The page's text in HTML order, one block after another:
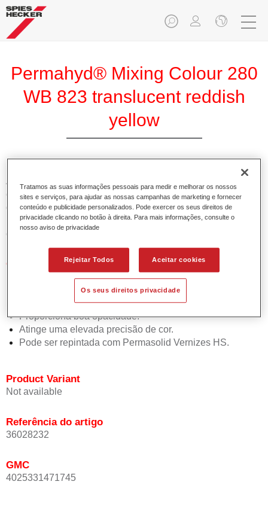
Permahyd® Mixing Colour 280
WB 823 translucent reddish
yellow
A Base Permahyd 280 Perlado é adequada para utilização
com Permahyd Base Bicamada Nacarada 285, um sistema
de base bicamada aquosa de alta qualidade. Está baseada
numa tecnologia especial de dispersão de poliuretano para
cores sólidas e de efeitos.
Características do produto
Permite uma aplicação simples e rápida numa operação
de 1.5 demãos.
Oferece boa estabilidade vertical.
Proporciona boa opacidade.
Atinge uma elevada precisão de cor.
Pode ser repintada com Permasolid Vernizes HS.
Product Variant
Not available
Referência do artigo
36028232
GMC
4025331471745
Tratamos as suas informações pessoais para medir e melhorar os nossos
sites e serviços, para ajudar as nossas campanhas de marketing e fornecer
conteúdo e publicidade personalizados. Pode exercer os seus direitos de
privacidade clicando no botão à direita. Para mais informações, consulte o
nosso aviso de privacidade
Rejeitar Todos Aceitar cookies
Os seus direitos privacidade